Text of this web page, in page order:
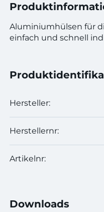
Aluminiumhülsen für
einfach und schnell
Hersteller:
Herstellernr:
Artikelnr:
Downloads